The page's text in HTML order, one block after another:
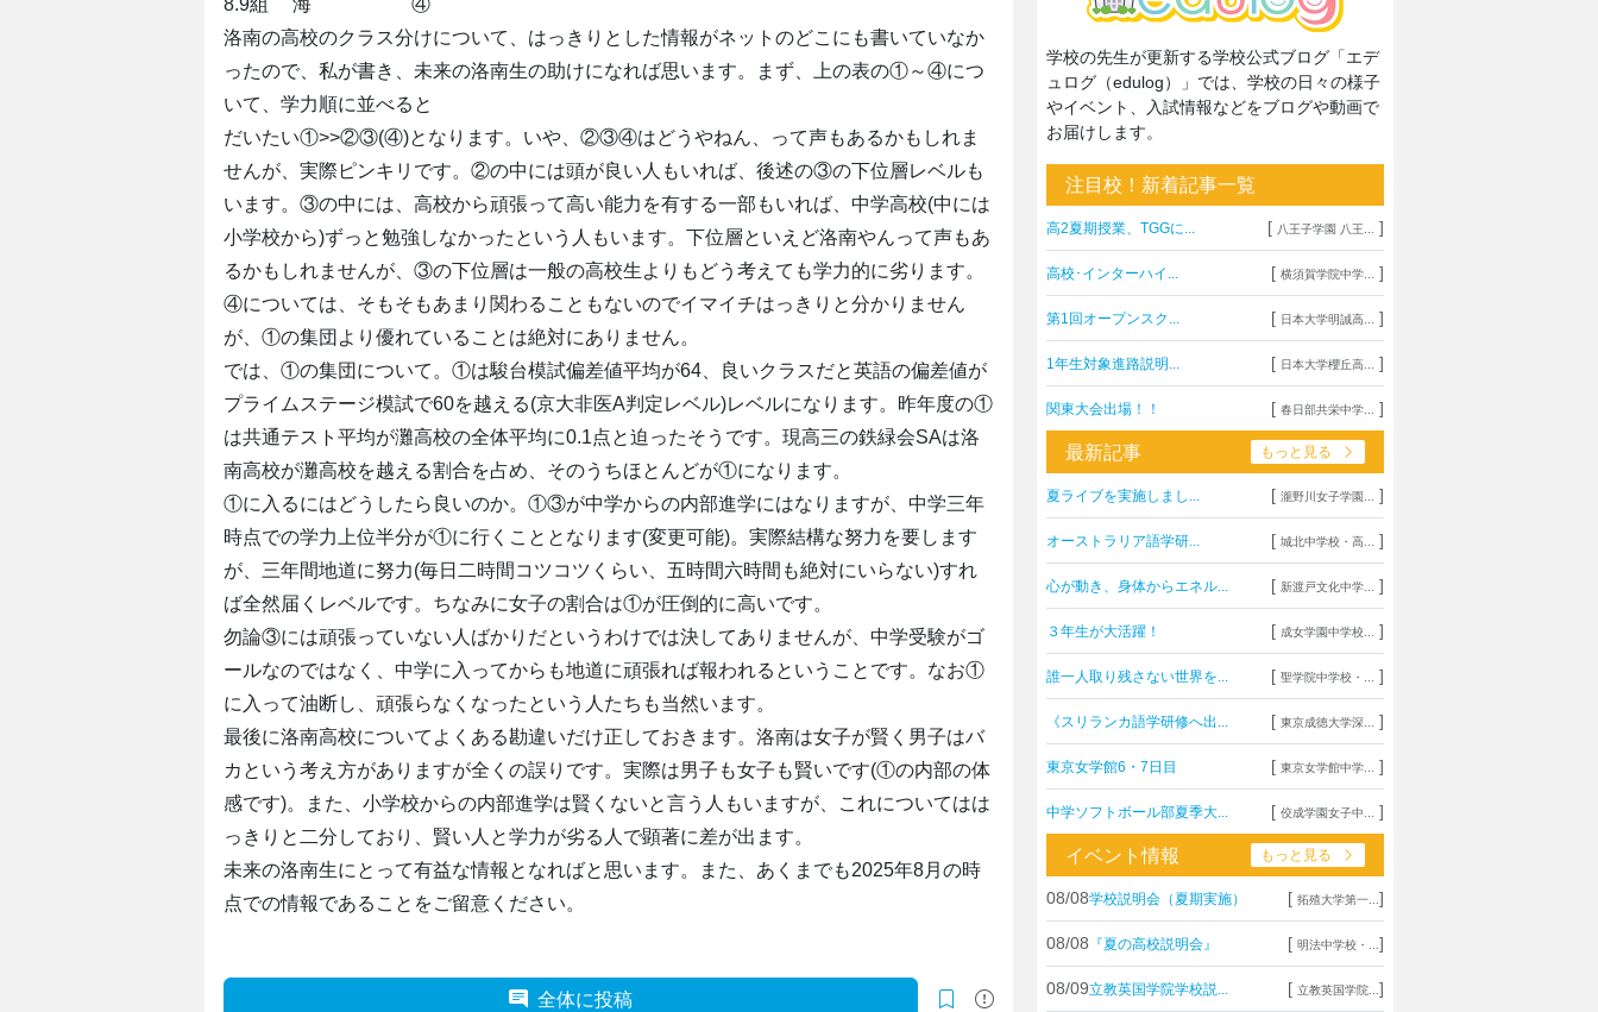
8.9組 海 ④
洛南の高校のクラス分けについて、はっきりとした情報がネットのどこにも書いていなか
ったので、私が書き、未来の洛南生の助けになれば思います。まず、上の表の①～④につ
いて、学力順に並べると
だいたい①>>②③(④)となります。いや、②③④はどうやねん、って声もあるかもしれま
せんが、実際ピンキリです。②の中には頭が良い人もいれば、後述の③の下位層レベルも
います。③の中には、高校から頑張って高い能力を有する一部もいれば、中学高校(中には
小学校から)ずっと勉強しなかったという人もいます。下位層といえど洛南やんって声もあ
るかもしれませんが、③の下位層は一般の高校生よりもどう考えても学力的に劣ります。
④については、そもそもあまり関わることもないのでイマイチはっきりと分かりません
が、①の集団より優れていることは絶対にありません。
では、①の集団について。①は駿台模試偏差値平均が64、良いクラスだと英語の偏差値が
プライムステージ模試で60を越える(京大非医A判定レベル)レベルになります。昨年度の①
は共通テスト平均が灘高校の全体平均に0.1点と迫ったそうです。現高三の鉄緑会SAは洛
南高校が灘高校を越える割合を占め、そのうちほとんどが①になります。
①に入るにはどうしたら良いのか。①③が中学からの内部進学にはなりますが、中学三年
時点での学力上位半分が①に行くこととなります(変更可能)。実際結構な努力を要します
が、三年間地道に努力(毎日二時間コツコツくらい、五時間六時間も絶対にいらない)すれ
ば全然届くレベルです。ちなみに女子の割合は①が圧倒的に高いです。
勿論③には頑張っていない人ばかりだというわけでは決してありませんが、中学受験がゴ
ールなのではなく、中学に入ってからも地道に頑張れば報われるということです。なお①
に入って油断し、頑張らなくなったという人たちも当然います。
最後に洛南高校についてよくある勘違いだけ正しておきます。洛南は女子が賢く男子はバ
カという考え方がありますが全くの誤りです。実際は男子も女子も賢いです(①の内部の体
感です)。また、小学校からの内部進学は賢くないと言う人もいますが、これについてはは
っきりと二分しており、賢い人と学力が劣る人で顕著に差が出ます。
未来の洛南生にとって有益な情報となればと思います。また、あくまでも2025年8月の時
点での情報であることをご留意ください。
全体に投稿
学校の先生が更新する学校公式ブログ「エデ
ュログ（edulog）」では、学校の日々の様子
やイベント、入試情報などをブログや動画で
お届けします。
注目校！新着記事一覧
高2夏期授業、TGGに... [ 八王子学園 八王... ]
高校･インターハイ... [ 横須賀学院中学... ]
第1回オープンスク... [ 日本大学明誠高... ]
1年生対象進路説明... [ 日本大学櫻丘高... ]
関東大会出場！！ [ 春日部共栄中学... ]
最新記事 もっと見る
夏ライブを実施しまし... [ 瀧野川女子学園... ]
オーストラリア語学研... [ 城北中学校・高... ]
心が動き、身体からエネル... [ 新渡戸文化中学... ]
３年生が大活躍！ [ 成女学園中学校... ]
誰一人取り残さない世界を... [ 聖学院中学校・... ]
《スリランカ語学研修へ出... [ 東京成徳大学深... ]
東京女学館6・7日目 [ 東京女学館中学... ]
中学ソフトボール部夏季大... [ 佼成学園女子中... ]
イベント情報 もっと見る
08/08学校説明会（夏期実施） [ 拓殖大学第一... ]
08/08 『夏の高校説明会』 [ 明法中学校・... ]
08/09立教英国学院学校説... [ 立教英国学院... ]